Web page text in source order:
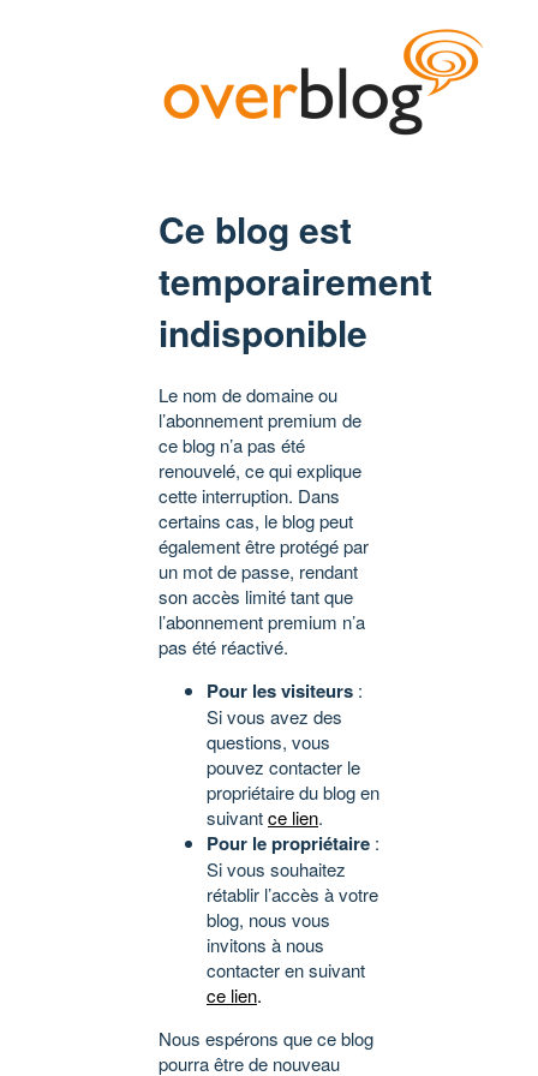
Ce blog est
temporairement
indisponible
Le nom de domaine ou
l’abonnement premium de
ce blog n’a pas été
renouvelé, ce qui explique
cette interruption. Dans
certains cas, le blog peut
également être protégé par
un mot de passe, rendant
son accès limité tant que
l’abonnement premium n’a
pas été réactivé.
Pour les visiteurs :
Si vous avez des
questions, vous
pouvez contacter le
propriétaire du blog en
suivantce lien.
Pour le propriétaire :
Si vous souhaitez
rétablir l’accès à votre
blog, nous vous
invitons à nous
contacter en suivant
ce lien.
Nous espérons que ce blog
pourra être de nouveau